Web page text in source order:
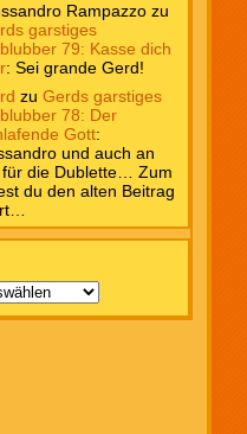
Rampazzo zu
garstiges
79: Kasse dich
:Sei grande Gerd!
zuGerds garstiges
78: Der
Gott:
und auch an
für die Dublette… Zum
du den alten Beitrag